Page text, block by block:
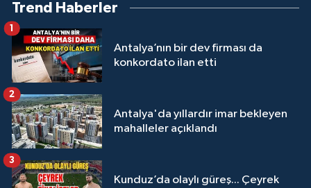
Trend Haberler
Antalya’nın bir dev firması da
konkordato ilan etti
1
Antalya'da yıllardır imar bekleyen
mahalleler açıklandı
2
Kunduz’da olaylı güreş... Çeyrek
3